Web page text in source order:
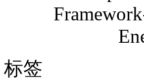
标签